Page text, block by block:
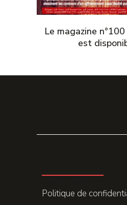
Le magazine
est
Politique de